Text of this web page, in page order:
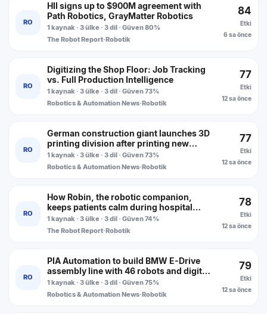
RO
HII signs up to $900M agreement with
Path Robotics, GrayMatter Robotics
1 kaynak · 3 ülke · 3 dil · Güven 80%
The Robot Report·Robotik
84
Etki
6 sa önce
RO
Digitizing the Shop Floor: Job Tracking
vs. Full Production Intelligence
1 kaynak · 3 ülke · 3 dil · Güven 73%
Robotics & Automation News·Robotik
77
Etki
12 sa önce
RO
German construction giant launches 3D
printing division after printing new
headquarters
1 kaynak · 3 ülke · 3 dil · Güven 73%
Robotics & Automation News·Robotik
77
Etki
12 sa önce
RO
How Robin, the robotic companion,
keeps patients calm during hospital
visits
1 kaynak · 3 ülke · 3 dil · Güven 74%
The Robot Report·Robotik
78
Etki
12 sa önce
RO
PIA Automation to build BMW E-Drive
assembly line with 46 robots and digital
twin technology
1 kaynak · 3 ülke · 3 dil · Güven 75%
Robotics & Automation News·Robotik
79
Etki
12 sa önce